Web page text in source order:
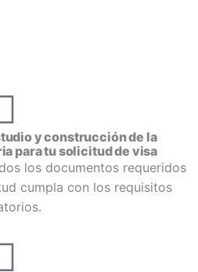
y construcción de la
para tu solicitud de visa
los documentos requeridos
cumpla con los requisitos